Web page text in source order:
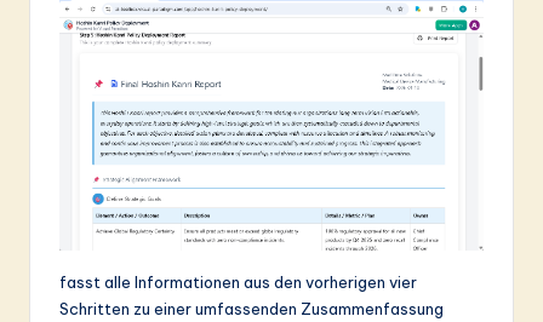
fasst alle Informationen aus den vorherigen vier
Schritten zu einer umfassenden Zusammenfassung